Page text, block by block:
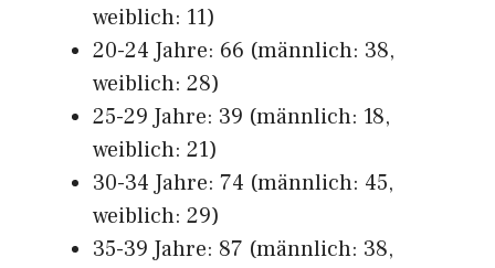
weiblich: 11)
20-24 Jahre: 66 (männlich: 38,
weiblich: 28)
25-29 Jahre: 39 (männlich: 18,
weiblich: 21)
30-34 Jahre: 74 (männlich: 45,
weiblich: 29)
35-39 Jahre: 87 (männlich: 38,